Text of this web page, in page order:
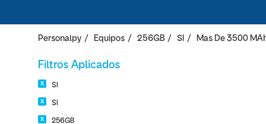
Personalpy Equipos 256GB SI Mas De 3500
Filtros Aplicados
SI
SI
256GB